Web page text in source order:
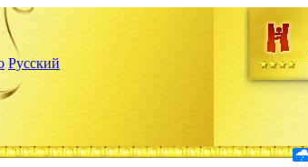
Русский